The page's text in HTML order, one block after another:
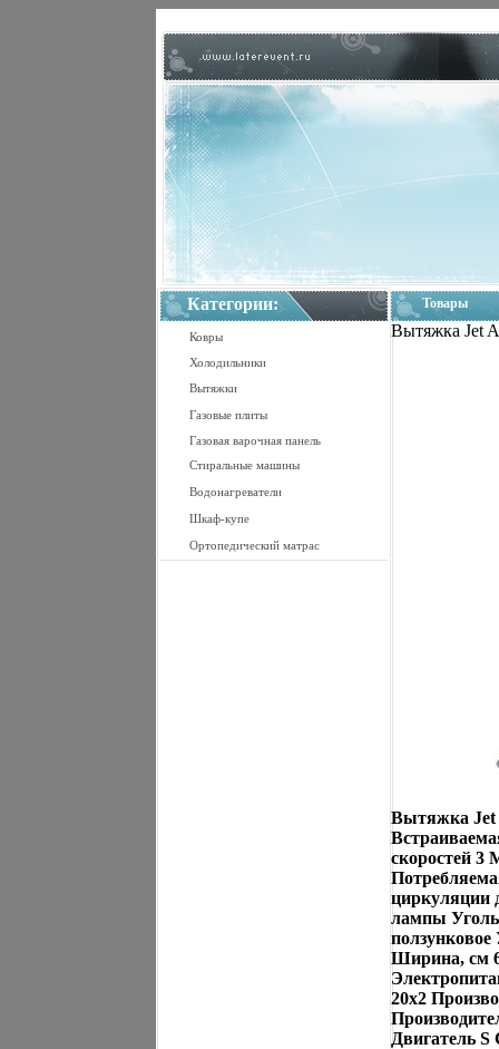
Категории:
Ковры
Холодильники
Вытяжки
Газовые плиты
Газовая варочная панель
Стиральные машины
Водонагреватели
Шкаф-купе
Ортопедический матрас
Товары
Вытяжка Jet
Вытяжка Jet
скоростей 3
циркуляции
лампы
Ширина, см
20х2
Двигатель